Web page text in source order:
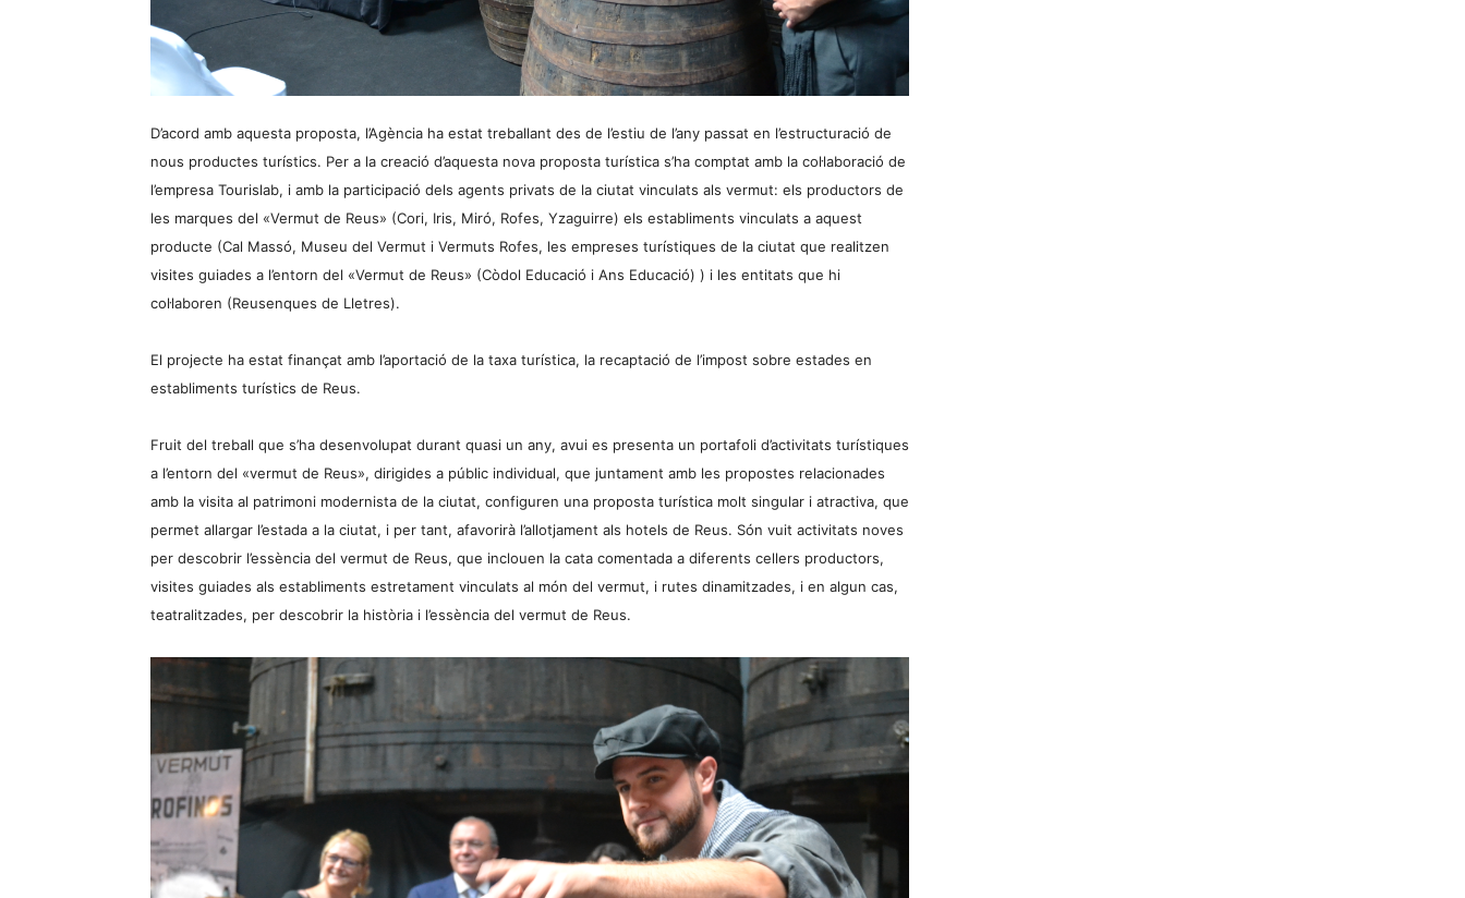
D’acord amb aquesta proposta, l’Agència ha estat treballant des de l’estiu de l’any passat en l’estructuració de
nous productes turístics. Per a la creació d’aquesta nova proposta turística s’ha comptat amb la col·laboració de
l’empresa Tourislab, i amb la participació dels agents privats de la ciutat vinculats als vermut: els productors de
les marques del «Vermut de Reus» (Cori, Iris, Miró, Rofes, Yzaguirre) els establiments vinculats a aquest
producte (Cal Massó, Museu del Vermut i Vermuts Rofes, les empreses turístiques de la ciutat que realitzen
visites guiades a l’entorn del «Vermut de Reus» (Còdol Educació i Ans Educació) ) i les entitats que hi
col·laboren (Reusenques de Lletres).
El projecte ha estat finançat amb l’aportació de la taxa turística, la recaptació de l’impost sobre estades en
establiments turístics de Reus.
Fruit del treball que s’ha desenvolupat durant quasi un any, avui es presenta un portafoli d’activitats turístiques
a l’entorn del «vermut de Reus», dirigides a públic individual, que juntament amb les propostes relacionades
amb la visita al patrimoni modernista de la ciutat, configuren una proposta turística molt singular i atractiva, que
permet allargar l’estada a la ciutat, i per tant, afavorirà l’allotjament als hotels de Reus. Són vuit activitats noves
per descobrir l’essència del vermut de Reus, que inclouen la cata comentada a diferents cellers productors,
visites guiades als establiments estretament vinculats al món del vermut, i rutes dinamitzades, i en algun cas,
teatralitzades, per descobrir la història i l’essència del vermut de Reus.